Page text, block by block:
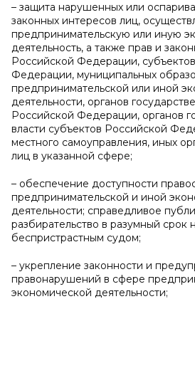
– защита нарушенных или
законных интересов лиц,
предпринимательскую или иную
деятельность, а также прав и
Российской Федерации,
Федерации, муниципальных
предпринимательской или иной
деятельности, органов
Российской Федерации, органов
власти субъектов Российской
местного самоуправления, иных
лиц в указанной сфере;
– обеспечение доступности
предпринимательской и иной
деятельности; справедливое
разбирательство в разумный срок
беспристрастным судом;
– укрепление законности и
правонарушений в сфере
экономической деятельности;